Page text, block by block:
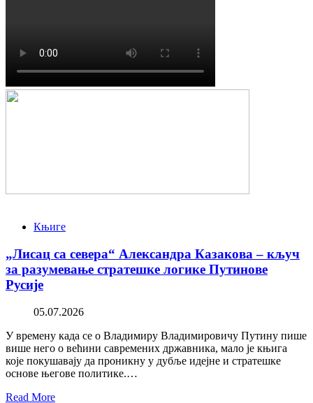
Књиге
„Лисац са севера“ Александра Казакова – кључ
за разумевање стратешке логике Путинове
Русије
05.07.2026
У времену када се о Владимиру Владимировичу Путину пише
више него о већини савремених државника, мало је књига
које покушавају да проникну у дубље идејне и стратешке
основе његове политике.…
Read More